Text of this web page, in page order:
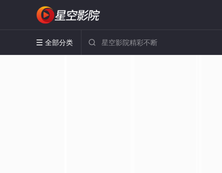
 全部分类 